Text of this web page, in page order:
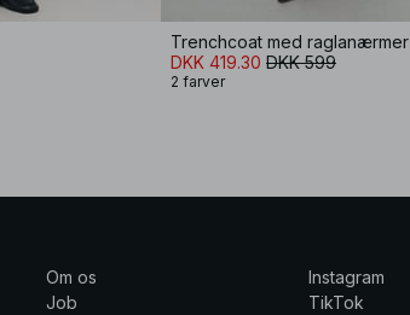
Trenchcoat med raglanærmer
DKK 419.30 DKK 599
2 farver
Om os
Job
Instagram
TikTok